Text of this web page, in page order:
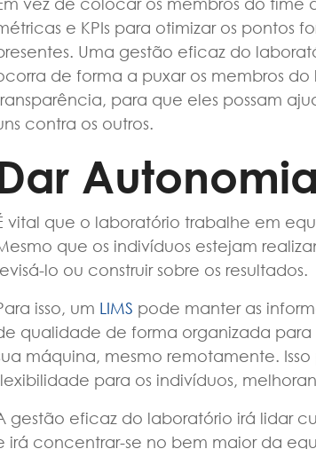
e KPIs para otimizar os pontos
Uma gestão eficaz do
de forma a puxar os membros
para que eles possam
contra os outros.
vital que o laboratório trabalhe em
que os indivíduos estejam
lo ou construir sobre os resultados.
isso, um LIMS pode manter as
qualidade de forma organizada para
máquina, mesmo remotamente.
para os indivíduos,
gestão eficaz do laboratório irá lidar
irá concentrar-se no bem maior da